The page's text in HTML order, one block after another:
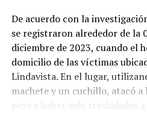
De acuerdo con la
se registraron alrededor de la
diciembre de 2023, cuando el
domicilio de las víctimas
Lindavista. En el lugar,
machete y un cuchillo, atacó a
pese a haber sido trasladadas